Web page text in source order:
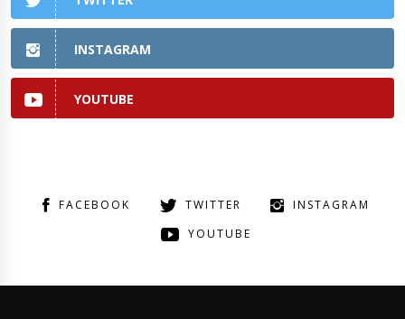
INSTAGRAM
YOUTUBE
FACEBOOK TWITTER
INSTAGRAM
YOUTUBE